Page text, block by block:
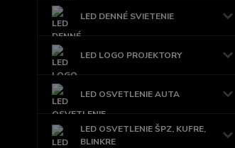
LED DENNÉ SVIETENIE
LED LOGO PROJEKTORY
LED OSVETLENIE AUTA
LED OSVETLENIE ŠPZ, KUFRE,
BLINKRE